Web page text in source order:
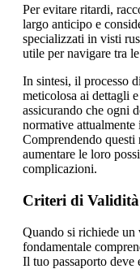
Per evitare ritardi,
largo anticipo e
specializzati in visti
utile per navigare tra
In sintesi, il processo
meticolosa ai dettagli
assicurando che ogni
normative attualmente
Comprendendo
aumentare le loro
complicazioni.
Criteri di Validità
Quando si richiede un
fondamentale
Il tuo passaporto deve